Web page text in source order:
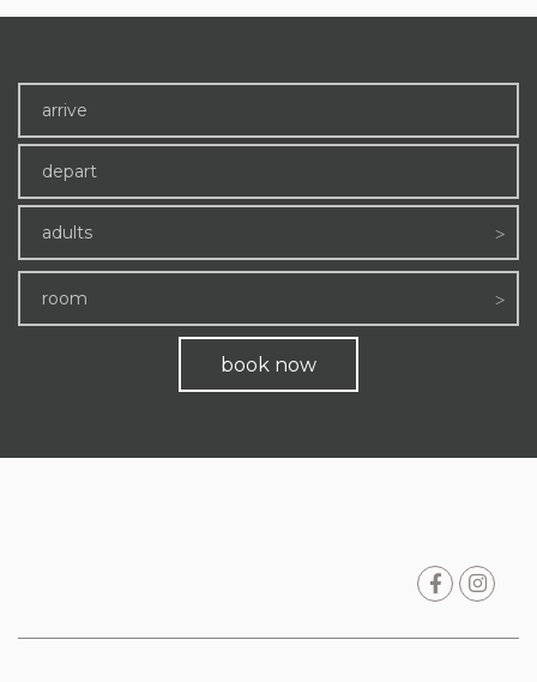
adults
room
book now